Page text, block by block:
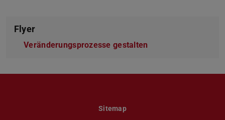
Flyer
Veränderungsprozesse gestalten
Sitemap